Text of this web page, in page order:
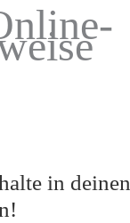
in deinen